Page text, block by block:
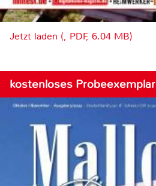
Jetzt laden (, PDF, 6.04 MB)
kostenloses Probeexemplar